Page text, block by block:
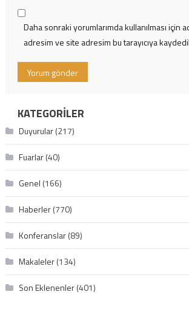
Daha sonraki yorumlarımda kullanılması için
adresim ve site adresim bu tarayıcıya
KATEGORILER
Duyurular(217)
Fuarlar(40)
Genel (166)
Haberler(770)
Konferanslar(89)
Makaleler(134)
Son Eklenenler(401)